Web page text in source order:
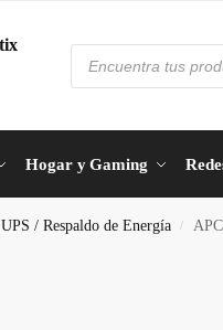
Hogar y Gaming
UPS / Respaldo de Energía /